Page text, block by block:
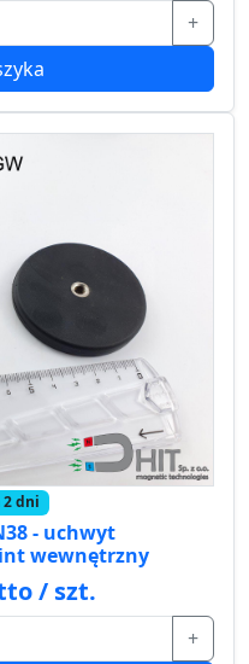
+
2 dni
- uchwyt
wewnętrzny
/ szt.
+